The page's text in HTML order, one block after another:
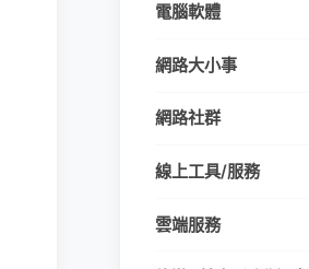
電腦軟體
網路大小事
網路社群
線上工具/服務
雲端服務